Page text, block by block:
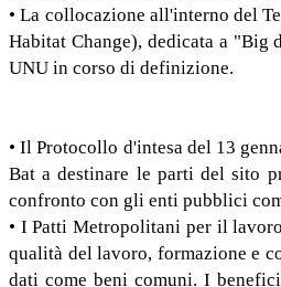
• La collocazione all'interno del
Habitat Change), dedicata a "Big
UNU in corso di definizione.
• Il Protocollo d'intesa del 13
Bat a destinare le parti del sito
confronto con gli enti pubblici
• I Patti Metropolitani per il
qualità del lavoro, formazione e
dati come beni comuni. I